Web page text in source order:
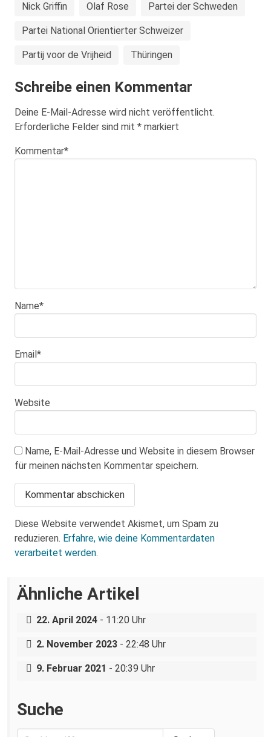
Nick Griffin Olaf Rose Partei der Schweden
Partei National Orientierter Schweizer
Partij voor de Vrijheid Thüringen
Schreibe einen Kommentar
Deine E-Mail-Adresse wird nicht veröffentlicht.
Erforderliche Felder sind mit * markiert
Kommentar*
Name*
Email*
Website
Name, E-Mail-Adresse und Website in diesem Browser
für meinen nächsten Kommentar speichern.
Diese Website verwendet Akismet, um Spam zu
reduzieren. Erfahre, wie deine Kommentardaten
verarbeitet werden.
Ähnliche Artikel
Bundespolizei lässt Neonazis ungestört
22. April 2024 - 11:20 Uhr
Antifaschistische Bildungsfahrt: Athen –
2. November 2023 - 22:48 Uhr
Trotz Corona: vielfältige Proteste zum
9. Februar 2021 - 20:39 Uhr
Suche